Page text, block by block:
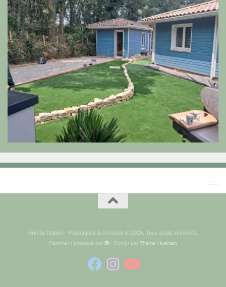
Brin de Nature - Paysagiste à Grenade © 2026. Tous droits réservés.
Fièrement propulsé par - Conçu par Thème Hueman